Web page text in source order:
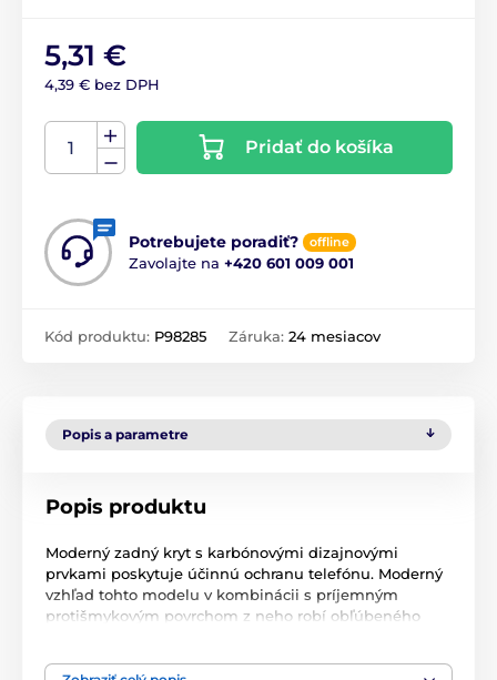
5,31 €
4,39 € bez DPH
Pridať do košíka
Potrebujete poradiť? offline
Zavolajte na +420 601 009 001
Kód produktu: P98285 Záruka: 24 mesiacov
Popis a parametre
Popis produktu
Moderný zadný kryt s karbónovými dizajnovými
prvkami poskytuje účinnú ochranu telefónu. Moderný
vzhľad tohto modelu v kombinácii s príjemným
protišmykovým povrchom z neho robí obľúbeného